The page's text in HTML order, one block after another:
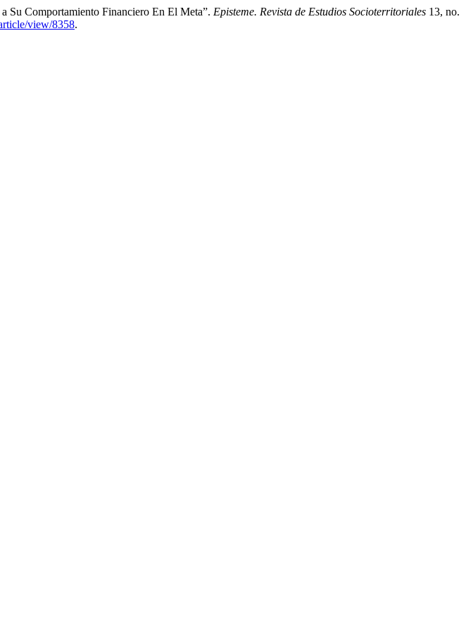
Su Comportamiento Financiero En El Meta”. Episteme. Revista de Estudios Socioterritoriales 13, no.
view/8358.